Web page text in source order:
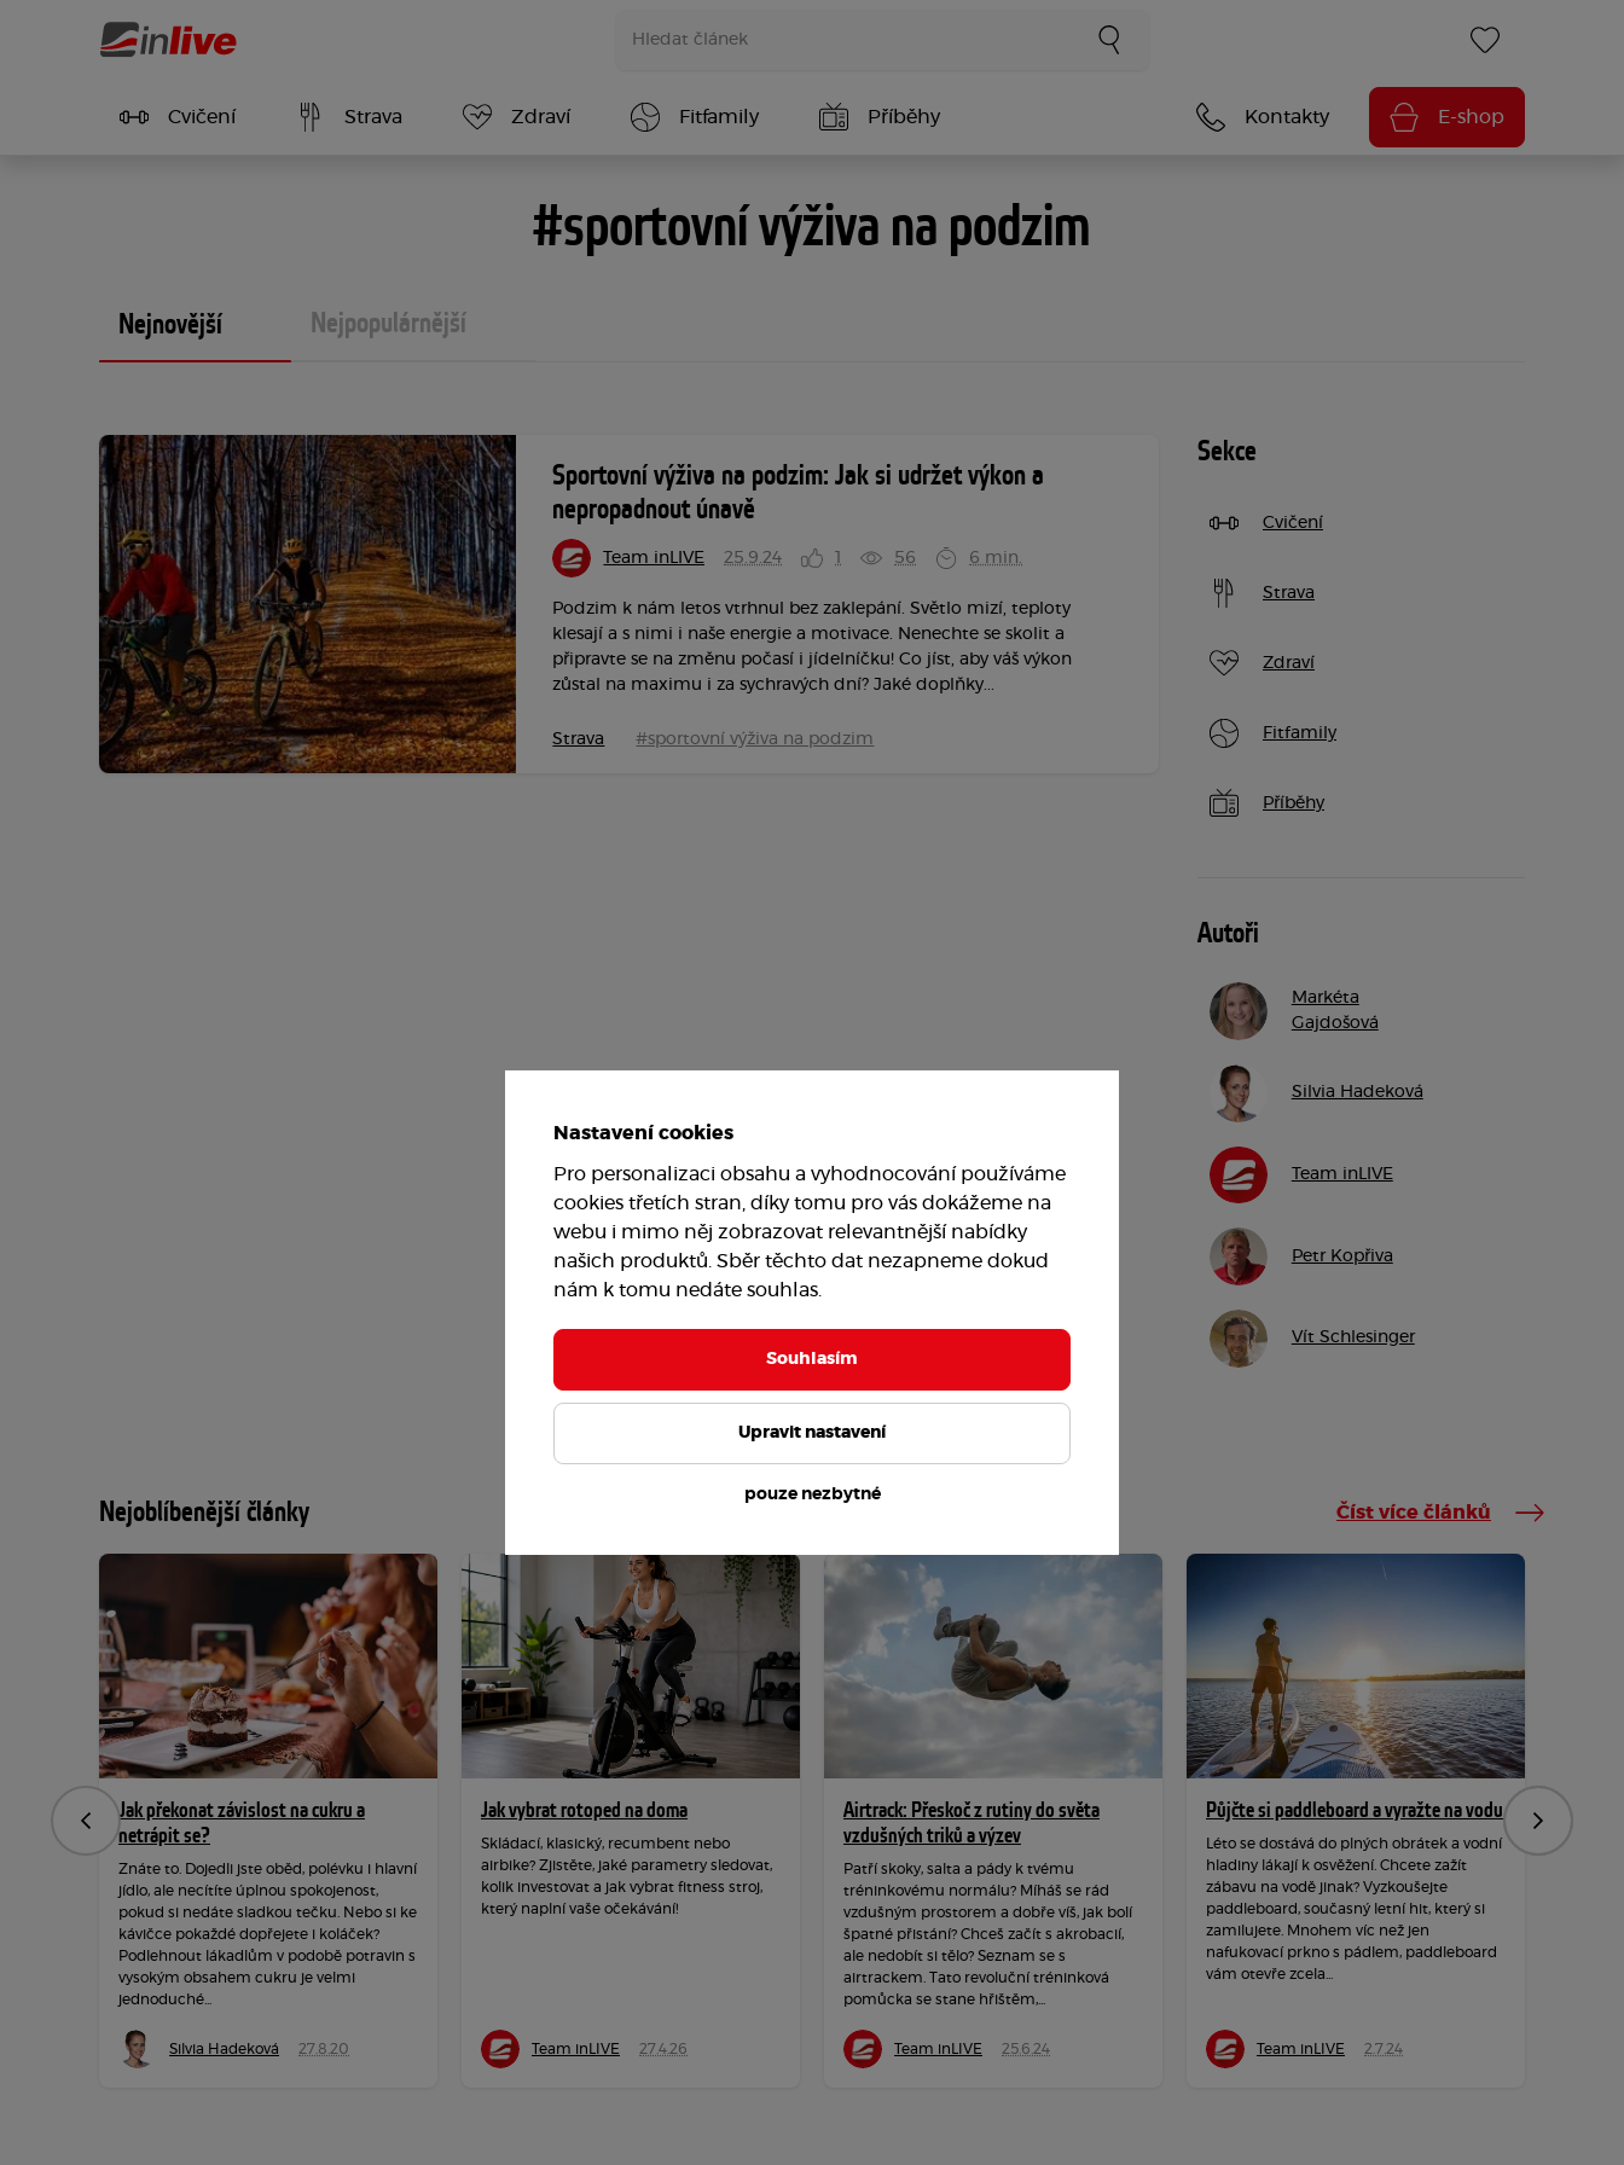
Cvičení Strava Zdraví Fitfamily Příběhy Kontakty E-shop
#sportovní výživa na podzim
Nejnovější Nejpopulárnější
Sportovní výživa na podzim: Jak si udržet výkon a
nepropadnout únavě
Team inLIVE 25.9.24 56 6 min.
Podzim k nám letos vtrhnul bez zaklepání. Světlo mizí, teploty
klesají a s nimi i naše energie a motivace. Nenechte se skolit a
připravte se na změnu počasí i jídelníčku! Co jíst, aby váš výkon
zůstal na maximu i za sychravých dní? Jaké doplňky...
Strava #sportovní výživa na podzim
Sekce
Cvičení
Strava
Zdraví
Fitfamily
Příběhy
Autoři
Markéta
Gajdošová
Silvia Hadeková
Team inLIVE
Petr Kopřiva
Vít Schlesinger
Nejoblíbenější články Číst více článků
Jak překonat závislost na cukru a
netrápit se?
Znáte to. Dojedli jste oběd, polévku i hlavní
jídlo, ale necítíte úplnou spokojenost,
pokud si nedáte sladkou tečku. Nebo si ke
kávičce pokaždé dopřejete i koláček?
Podlehnout lákadlům v podobě potravin s
vysokým obsahem cukru je velmi
jednoduché...
Silvia Hadeková 27.8.20
Jak vybrat rotoped na doma
Skládací, klasický, recumbent nebo
airbike? Zjistěte, jaké parametry sledovat,
kolik investovat a jak vybrat fitness stroj,
který naplní vaše očekávání!
Team inLIVE 27.4.26
Airtrack: Přeskoč z rutiny do světa
vzdušných triků a výzev
Patří skoky, salta a pády k tvému
tréninkovému normálu? Míháš se rád
vzdušným prostorem a dobře víš, jak bolí
špatné přistání? Chceš začít s akrobacií,
ale nedobít si tělo? Seznam se s
airtrackem. Tato revoluční tréninková
pomůcka se stane hřištěm,...
Team inLIVE 25.6.24
Půjčte si paddleboard a vyražte na vodu
Léto se dostává do plných obrátek a vodní
hladiny lákají k osvěžení. Chcete zažít
zábavu na vodě jinak? Vyzkoušejte
paddleboard, současný letní hit, který si
zamilujete. Mnohem víc než jen
nafukovací prkno s pádlem, paddleboard
vám otevře zcela...
Team inLIVE 2.7.24
Předchozí
Nastavení cookies
Pro personalizaci obsahu a vyhodnocování používáme
cookies třetích stran, díky tomu pro vás dokážeme na
webu i mimo něj zobrazovat relevantnější nabídky
našich produktů. Sběr těchto dat nezapneme dokud
nám k tomu nedáte souhlas.
Souhlasím
Upravit nastavení
pouze nezbytné